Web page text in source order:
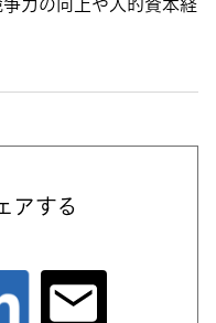
力の向上や人的資本経
アする